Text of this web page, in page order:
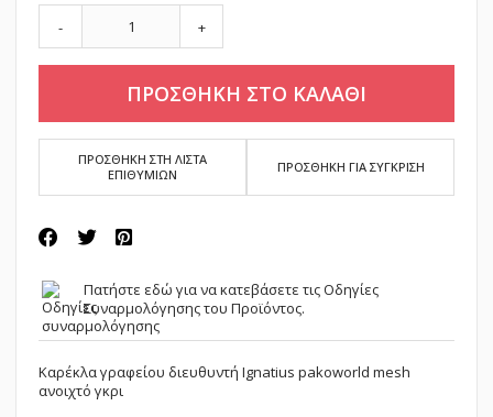
- +
ΠΡΟΣΘΗΚΗ ΣΤΟ ΚΑΛΑΘΙ
ΠΡΟΣΘΗΚΗ ΣΤΗ ΛΙΣΤΑ
ΕΠΙΘΥΜΙΩΝ
ΠΡΟΣΘΗΚΗ ΓΙΑ ΣΥΓΚΡΙΣΗ
Πατήστε εδώ για να κατεβάσετε τις Οδηγίες
Συναρμολόγησης του Προϊόντος.
Καρέκλα γραφείου διευθυντή Ignatius pakoworld mesh
ανοιχτό γκρι